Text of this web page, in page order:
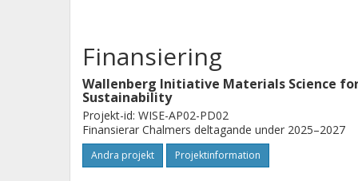
Finansiering
Wallenberg Initiative Materials Science
Sustainability
Projekt-id: WISE-AP02-PD02
Finansierar Chalmers deltagande under 2025–2027
Andra projekt Projektinformation